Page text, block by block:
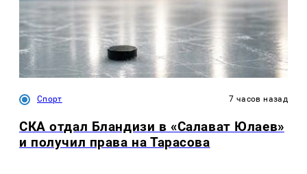
Спорт 7 часов назад
СКА отдал Бландизи в «Салават Юлаев»
и получил права на Тарасова